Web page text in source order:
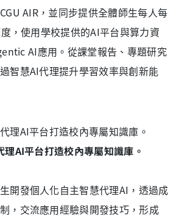
AIR，並同步提供全體師生每人每
，使用學校提供的AI平台與算力資
AI應用。從課堂報告、專題研究
智慧AI代理提升學習效率與創新能
理AI平台打造校內專屬知識庫。
開發個人化自主智慧代理AI，透過成
，交流應用經驗與開發技巧，形成